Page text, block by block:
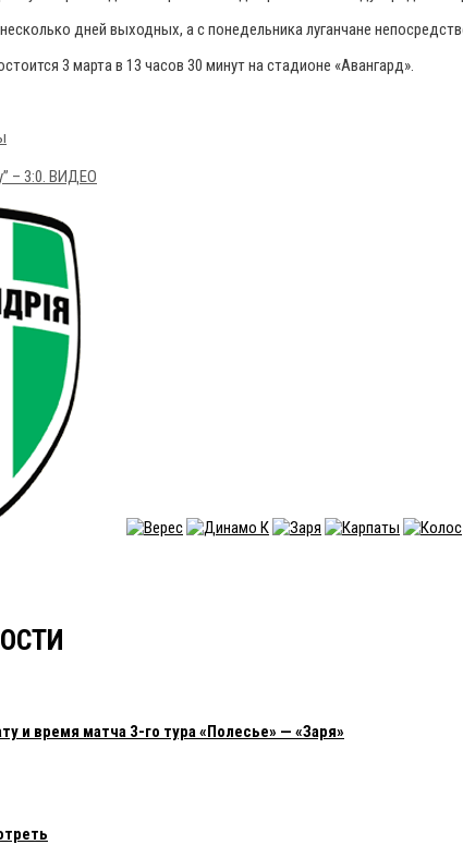
дней выходных, а с понедельника луганчане
3 марта в 13 часов 30 минут на стадионе «Авангард».
– 3:0. ВИДЕО
и время матча 3-го тура «Полесье» — «Заря»